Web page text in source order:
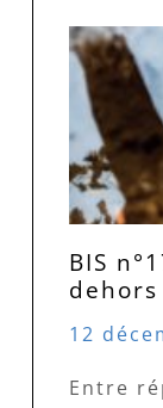
BIS
dehors
12
Entre